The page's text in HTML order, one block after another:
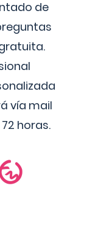
de
vía mail
horas.